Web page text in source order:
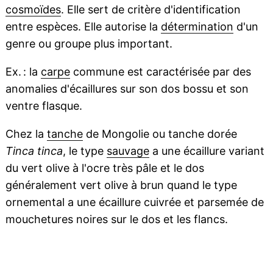
cosmoïdes. Elle sert de critère d'identification
entre espèces. Elle autorise la détermination d'un
genre ou groupe plus important.
Ex. : la carpecommune est caractérisée par des
anomalies d'écaillures sur son dos bossu et son
ventre flasque.
Chez la tanchede Mongolie ou tanche dorée
Tinca tinca, le type sauvagea une écaillure variant
du vert olive à l'ocre très pâle et le dos
généralement vert olive à brun quand le type
ornemental a une écaillure cuivrée et parsemée de
mouchetures noires sur le dos et les flancs.